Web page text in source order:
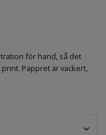
för hand, så det
Pappret är vackert,